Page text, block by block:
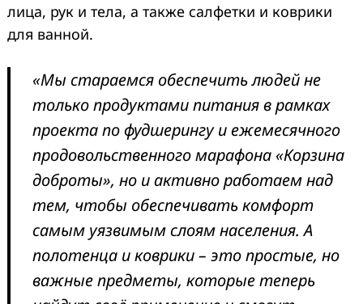
лица, рук и тела, а также салфетки и коврики
для ванной.
«Мы стараемся обеспечить людей не
только продуктами питания в рамках
проекта по фудшерингу и ежемесячного
продовольственного марафона «Корзина
доброты», но и активно работаем над
тем, чтобы обеспечивать комфорт
самым уязвимым слоям населения. А
полотенца и коврики – это простые, но
важные предметы, которые теперь